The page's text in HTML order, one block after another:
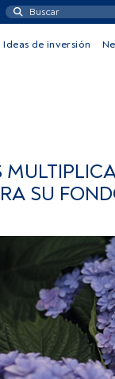
Ideas de inversión
SU